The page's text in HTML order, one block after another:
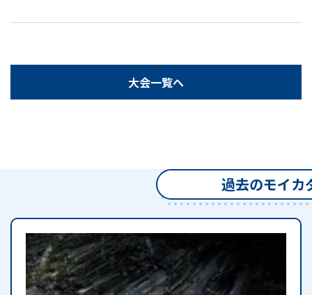
大会一覧へ
過去のモイカ